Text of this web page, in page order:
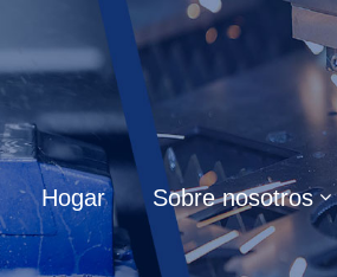
Hogar Sobre nosotros